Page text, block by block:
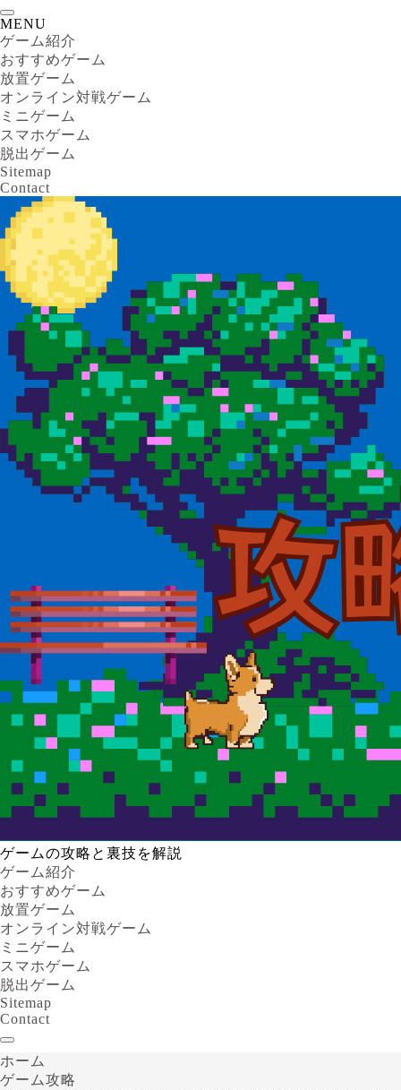
MENU
ゲーム紹介
おすすめゲーム
放置ゲーム
オンライン対戦ゲーム
ミニゲーム
スマホゲーム
脱出ゲーム
Sitemap
Contact
ゲームの攻略と裏技を解説
ゲーム紹介
おすすめゲーム
放置ゲーム
オンライン対戦ゲーム
ミニゲーム
スマホゲーム
脱出ゲーム
Sitemap
Contact
ホーム
ゲーム攻略